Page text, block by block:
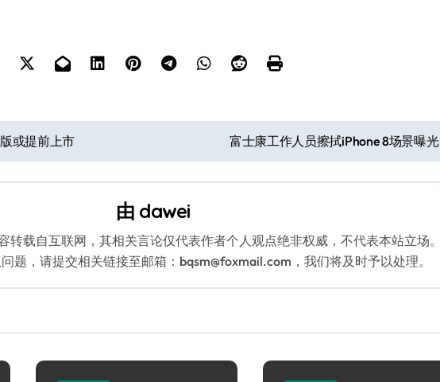
或提前上市 富士康工作人员擦拭iPhone 8场景曝光
由 dawei
转载自互联网，其相关言论仅代表作者个人观点绝非权威，不代表本站立场。
题，请提交相关链接至邮箱：bqsm@foxmail.com，我们将及时予以处理。